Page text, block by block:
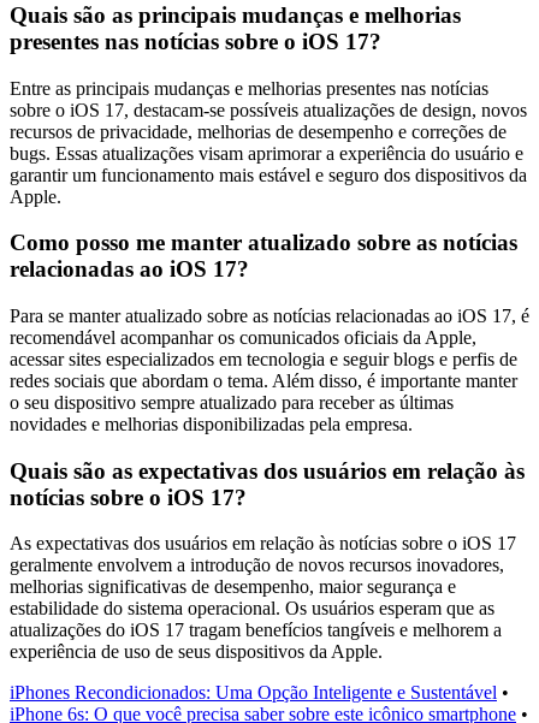
Quais são as principais mudanças e melhorias
presentes nas notícias sobre o iOS 17?
Entre as principais mudanças e melhorias presentes nas notícias
sobre o iOS 17, destacam-se possíveis atualizações de design, novos
recursos de privacidade, melhorias de desempenho e correções de
bugs. Essas atualizações visam aprimorar a experiência do usuário e
garantir um funcionamento mais estável e seguro dos dispositivos da
Apple.
Como posso me manter atualizado sobre as notícias
relacionadas ao iOS 17?
Para se manter atualizado sobre as notícias relacionadas ao iOS 17, é
recomendável acompanhar os comunicados oficiais da Apple,
acessar sites especializados em tecnologia e seguir blogs e perfis de
redes sociais que abordam o tema. Além disso, é importante manter
o seu dispositivo sempre atualizado para receber as últimas
novidades e melhorias disponibilizadas pela empresa.
Quais são as expectativas dos usuários em relação às
notícias sobre o iOS 17?
As expectativas dos usuários em relação às notícias sobre o iOS 17
geralmente envolvem a introdução de novos recursos inovadores,
melhorias significativas de desempenho, maior segurança e
estabilidade do sistema operacional. Os usuários esperam que as
atualizações do iOS 17 tragam benefícios tangíveis e melhorem a
experiência de uso de seus dispositivos da Apple.
iPhones Recondicionados: Uma Opção Inteligente e Sustentável •
iPhone 6s: O que você precisa saber sobre este icônico smartphone •